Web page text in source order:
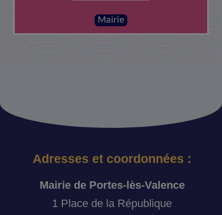
Mairie
Adresses et coordonnées :
Mairie de Portes-lès-Valence
1 Place de la République